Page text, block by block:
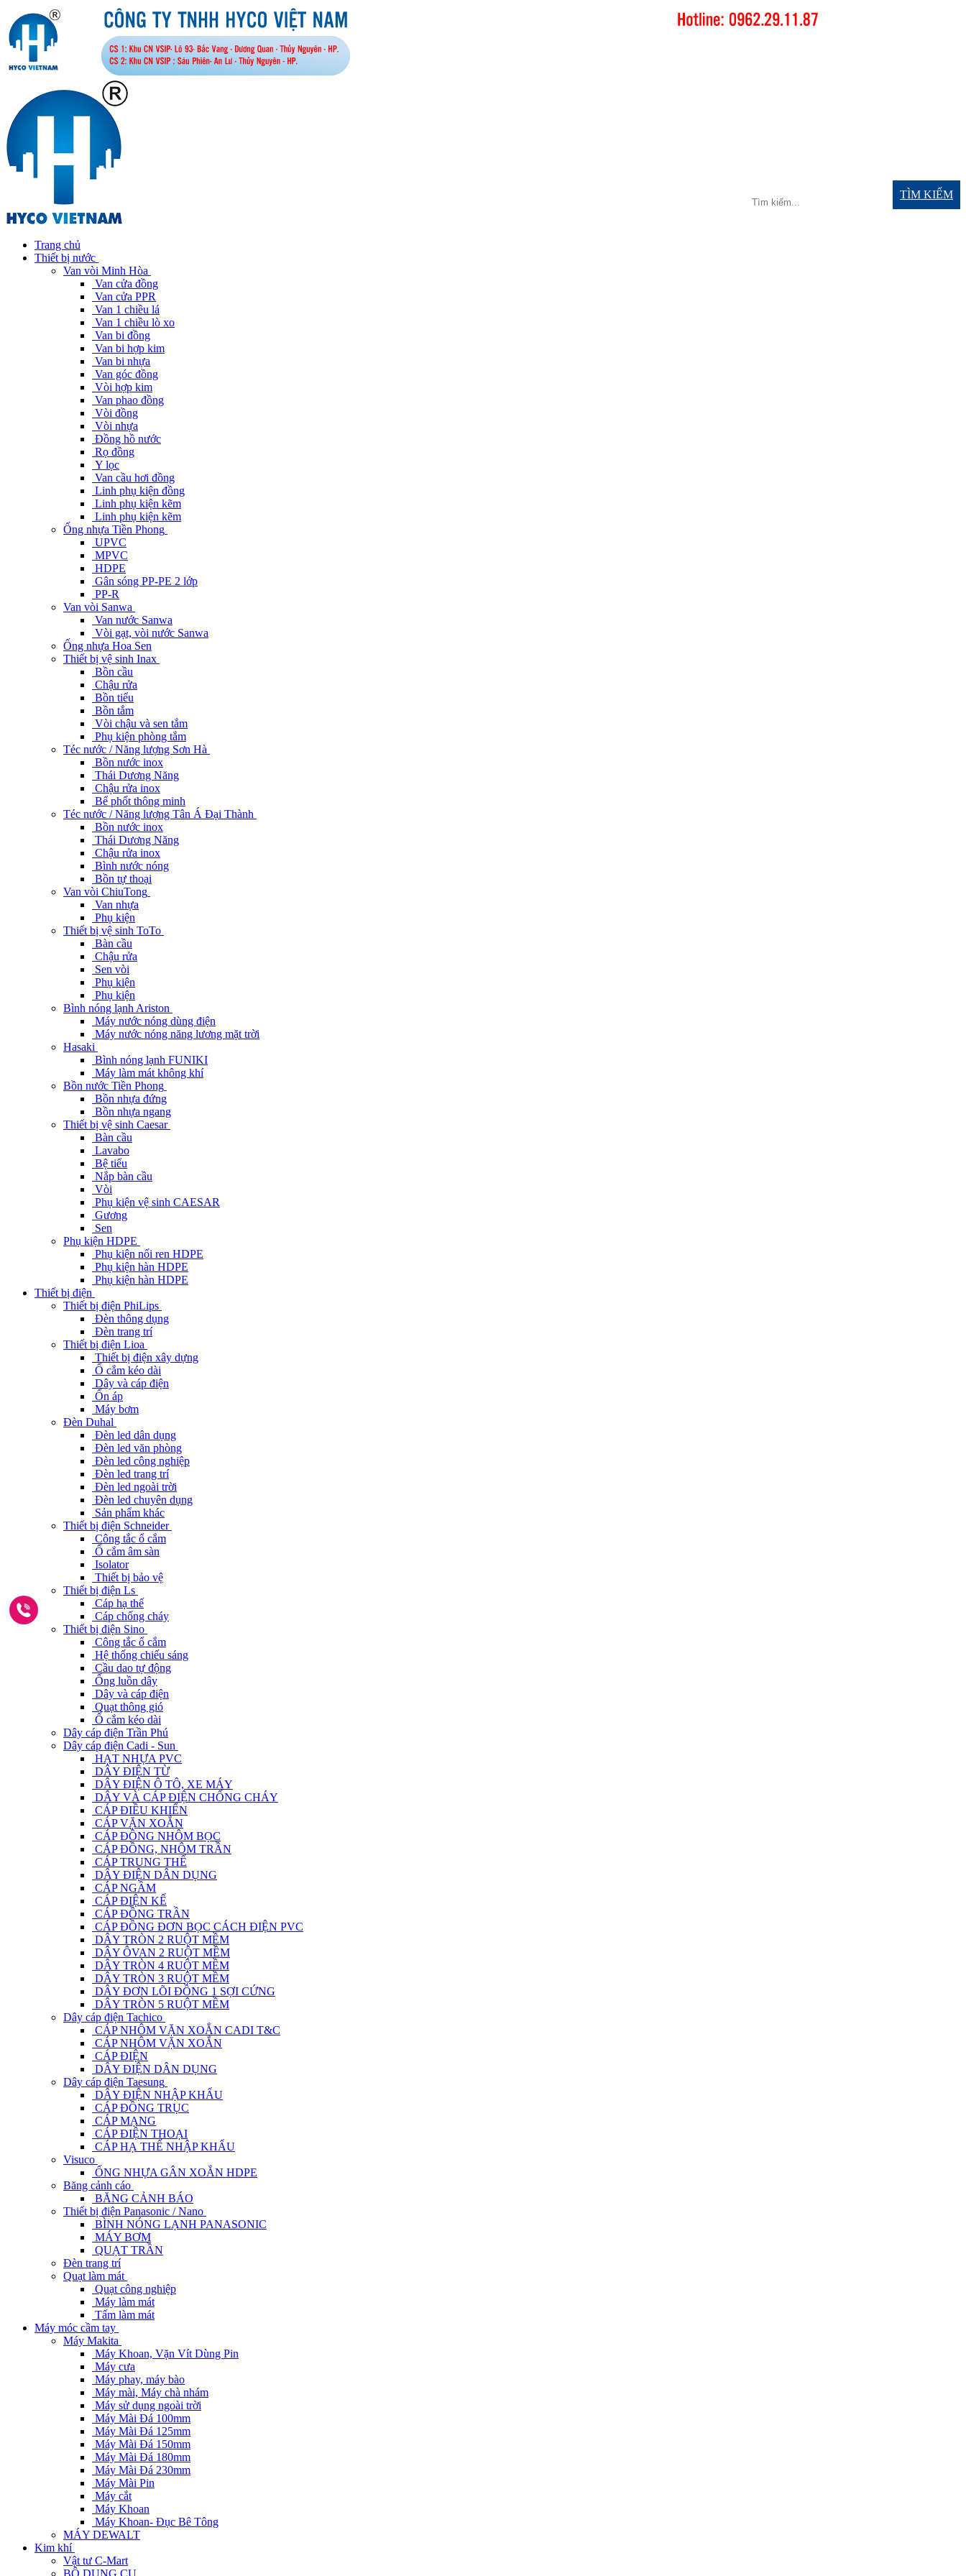
TÌM KIẾM
Trang chủ
Thiết bị nước
Van vòi Minh Hòa
Van cửa đồng
Van cửa PPR
Van 1 chiều lá
Van 1 chiều lò xo
Van bi đồng
Van bi hợp kim
Van bi nhựa
Van góc đồng
Vòi hợp kim
Van phao đồng
Vòi đồng
Vòi nhựa
Đồng hồ nước
Rọ đồng
Y lọc
Van cầu hơi đồng
Linh phụ kiện đồng
Linh phụ kiện kẽm
Linh phụ kiện kẽm
Ống nhựa Tiền Phong
UPVC
MPVC
HDPE
Gân sóng PP-PE 2 lớp
PP-R
Van vòi Sanwa
Van nước Sanwa
Vòi gạt, vòi nước Sanwa
Ống nhựa Hoa Sen
Thiết bị vệ sinh Inax
Bồn cầu
Chậu rửa
Bồn tiểu
Bồn tắm
Vòi chậu và sen tắm
Phụ kiện phòng tắm
Téc nước / Năng lượng Sơn Hà
Bồn nước inox
Thái Dương Năng
Chậu rửa inox
Bể phốt thông minh
Téc nước / Năng lượng Tân Á Đại Thành
Bồn nước inox
Thái Dương Năng
Chậu rửa inox
Bình nước nóng
Bồn tự thoại
Van vòi ChiuTong
Van nhựa
Phụ kiện
Thiết bị vệ sinh ToTo
Bàn cầu
Chậu rửa
Sen vòi
Phụ kiện
Phụ kiện
Bình nóng lạnh Ariston
Máy nước nóng dùng điện
Máy nước nóng năng lương mặt trời
Hasaki
Bình nóng lạnh FUNIKI
Máy làm mát không khí
Bồn nước Tiền Phong
Bồn nhựa đứng
Bồn nhựa ngang
Thiết bị vệ sinh Caesar
Bàn cầu
Lavabo
Bệ tiểu
Nắp bàn cầu
Vòi
Phụ kiện vệ sinh CAESAR
Gương
Sen
Phụ kiện HDPE
Phụ kiện nối ren HDPE
Phụ kiện hàn HDPE
Phụ kiện hàn HDPE
Thiết bị điện
Thiết bị điện PhiLips
Đèn thông dụng
Đèn trang trí
Thiết bị điện Lioa
Thiết bị điện xây dựng
Ổ cắm kéo dài
Dây và cáp điện
Ổn áp
Máy bơm
Đèn Duhal
Đèn led dân dụng
Đèn led văn phòng
Đèn led công nghiệp
Đèn led trang trí
Đèn led ngoài trời
Đèn led chuyên dụng
Sản phẩm khác
Thiết bị điện Schneider
Công tắc ổ cắm
Ổ cắm âm sàn
Isolator
Thiết bị bảo vệ
Thiết bị điện Ls
Cáp hạ thế
Cáp chống cháy
Thiết bị điện Sino
Công tắc ổ cắm
Hệ thống chiếu sáng
Cầu dao tự động
Ống luồn dây
Dây và cáp điện
Quạt thông gió
Ổ cắm kéo dài
Dây cáp điện Trần Phú
Dây cáp điện Cadi - Sun
HẠT NHỰA PVC
DÂY ĐIỆN TỪ
DÂY ĐIỆN Ô TÔ, XE MÁY
DÂY VÀ CÁP ĐIỆN CHỐNG CHÁY
CÁP ĐIỀU KHIỂN
CÁP VẶN XOẮN
CÁP ĐỒNG NHÔM BỌC
CÁP ĐỒNG, NHÔM TRẦN
CÁP TRUNG THẾ
DÂY ĐIỆN DÂN DỤNG
CÁP NGẦM
CÁP ĐIỆN KẾ
CÁP ĐỒNG TRẦN
CÁP ĐỒNG ĐƠN BỌC CÁCH ĐIỆN PVC
DÂY TRÒN 2 RUỘT MỀM
DÂY ÔVAN 2 RUỘT MỀM
DÂY TRÒN 4 RUỘT MỀM
DÂY TRÒN 3 RUỘT MỀM
DÂY ĐƠN LÕI ĐỒNG 1 SỢI CỨNG
DÂY TRÒN 5 RUỘT MỀM
Dây cáp điện Tachico
CÁP NHÔM VẶN XOẮN CADI T&C
CÁP NHÔM VẶN XOẮN
CÁP ĐIỆN
DÂY ĐIỆN DÂN DỤNG
Dây cáp điện Taesung
DÂY ĐIỆN NHẬP KHẨU
CÁP ĐỒNG TRỤC
CÁP MẠNG
CÁP ĐIỆN THOẠI
CÁP HẠ THẾ NHẬP KHẨU
Visuco
ỐNG NHỰA GÂN XOẮN HDPE
Băng cảnh cáo
BĂNG CẢNH BÁO
Thiết bị điện Panasonic / Nano
BÌNH NÓNG LẠNH PANASONIC
MÁY BƠM
QUẠT TRẦN
Đèn trang trí
Quạt làm mát
Quạt công nghiệp
Máy làm mát
Tấm làm mát
Máy móc cầm tay
Máy Makita
Máy Khoan, Vặn Vít Dùng Pin
Máy cưa
Máy phay, máy bào
Máy mài, Máy chà nhám
Máy sử dụng ngoài trời
Máy Mài Đá 100mm
Máy Mài Đá 125mm
Máy Mài Đá 150mm
Máy Mài Đá 180mm
Máy Mài Đá 230mm
Máy Mài Pin
Máy cắt
Máy Khoan
Máy Khoan- Đục Bê Tông
MÁY DEWALT
Kim khí
Vật tư C-Mart
BỘ DỤNG CỤ
Gọi ngay 0962291187